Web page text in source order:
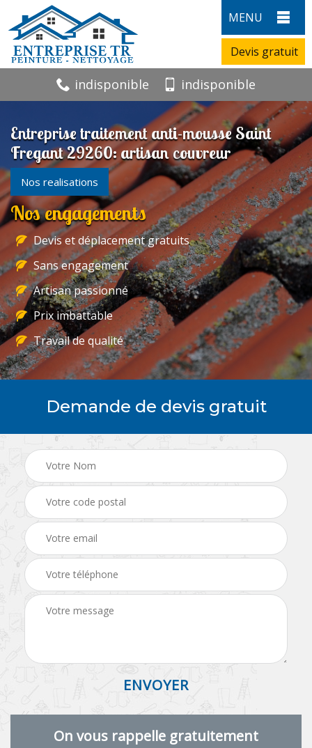
MENU
Devis gratuit
indisponible indisponible
Entreprise traitement anti-mousse Saint
Fregant 29260: artisan couvreur
Nos realisations
Nos engagements
Devis et déplacement gratuits
Sans engagement
Artisan passionné
Prix imbattable
Travail de qualité
Demande de devis gratuit
On vous rappelle gratuitement